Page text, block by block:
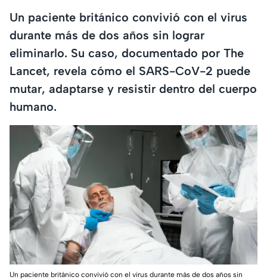
Un paciente británico convivió con el virus
durante más de dos años sin lograr
eliminarlo. Su caso, documentado por The
Lancet, revela cómo el SARS-CoV-2 puede
mutar, adaptarse y resistir dentro del cuerpo
humano.
Un paciente británico convivió con el virus durante más de dos años sin